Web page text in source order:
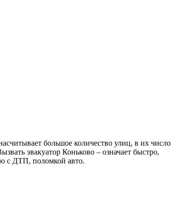
большое количество улиц, в их число
эвакуатор Коньково – означает быстро,
с ДТП, поломкой авто.